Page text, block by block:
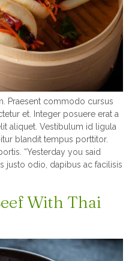
Praesent commodo cursus
et. Integer posuere erat a
aliquet. Vestibulum id ligula
blandit tempus porttitor.
“Yesterday you said
justo odio, dapibus ac facilisis
With Thai